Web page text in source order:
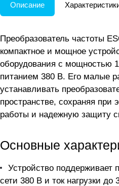
Описание
Преобразователь частоты
компактное и мощное
оборудования с мощностью
питанием 380 В. Его малые
устанавливать
пространстве, сохраняя при
работы и надежную защиту
Основные
Устройство поддерживает
сети 380 В и ток нагрузки до